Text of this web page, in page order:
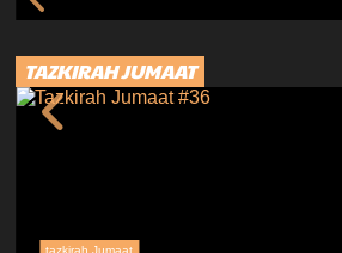
TAZKIRAH JUMAAT
tazkirah Jumaat